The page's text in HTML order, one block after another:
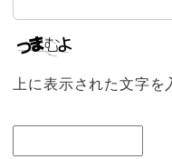
上に表示された文字を